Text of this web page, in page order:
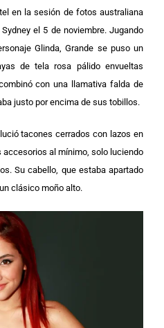
en la sesión de fotos australiana
el 5 de noviembre. Jugando
Glinda, Grande se puso un
de tela rosa pálido envueltas
con una llamativa falda de
justo por encima de sus tobillos.
tacones cerrados con lazos en
accesorios al mínimo, solo luciendo
Su cabello, que estaba apartado
clásico moño alto.